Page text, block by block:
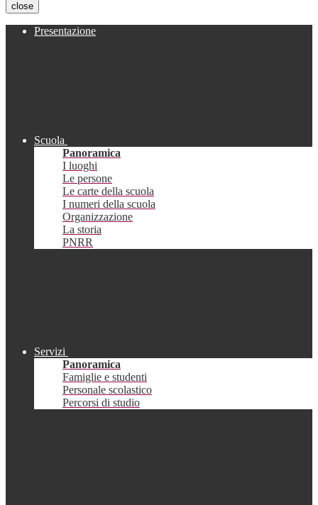
close
Presentazione
Scuola
Panoramica
I luoghi
Le persone
Le carte della scuola
I numeri della scuola
Organizzazione
La storia
PNRR
Servizi
Panoramica
Famiglie e studenti
Personale scolastico
Percorsi di studio